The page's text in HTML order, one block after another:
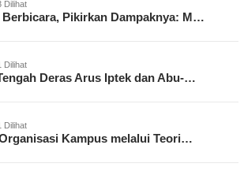
Dilihat
Berbicara, Pikirkan Dampaknya: M…
Dilihat
Deras Arus Iptek dan Abu-…
Dilihat
Kampus melalui Teori…